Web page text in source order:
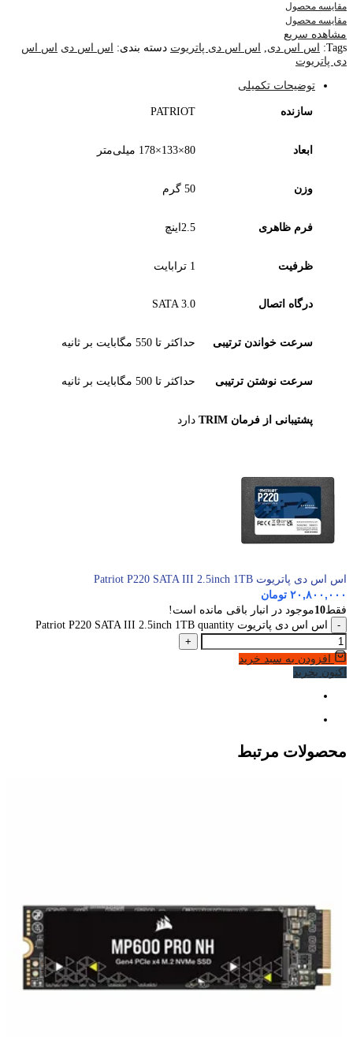
مقایسه محصول
مقایسه محصول
مشاهده سریع
Tags:
اس اس دی, اس اس دی پاتریوت دسته بندی: اس اس دی
اس اس
دی پاتریوت
توضیحات تکمیلی
سازنده PATRIOT
ابعاد 80×133×178 میلی‌متر
وزن 50 گرم
فرم ظاهری 2.5‌اینچ
ظرفیت 1 ترابایت
درگاه اتصال SATA 3.0
سرعت خواندن ترتیبی حداکثر تا 550 مگابایت بر ثانیه
سرعت نوشتن ترتیبی حداکثر تا 500 مگابایت بر ثانیه
پشتیبانی از فرمان TRIM دارد
اس اس دی پاتریوت Patriot P220 SATA III 2.5inch 1TB
۲۰,۸۰۰,۰۰۰ تومان
فقط10موجود در انبار باقی مانده است!
-
اس اس دی پاتریوت Patriot P220 SATA III 2.5inch 1TB quantity
+
افزودن به سبد خرید
اکنون بخرید
محصولات مرتبط